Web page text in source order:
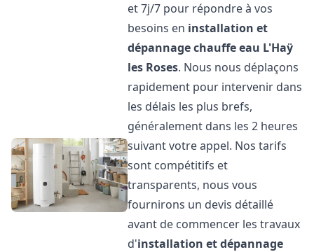
et 7j/7 pour répondre à vos
besoins en installation et
dépannage chauffe eau L'Haÿ
les Roses. Nous nous déplaçons
rapidement pour intervenir dans
les délais les plus brefs,
généralement dans les 2 heures
suivant votre appel. Nos tarifs
sont compétitifs et
transparents, nous vous
fournirons un devis détaillé
avant de commencer les travaux
d'installation et dépannage